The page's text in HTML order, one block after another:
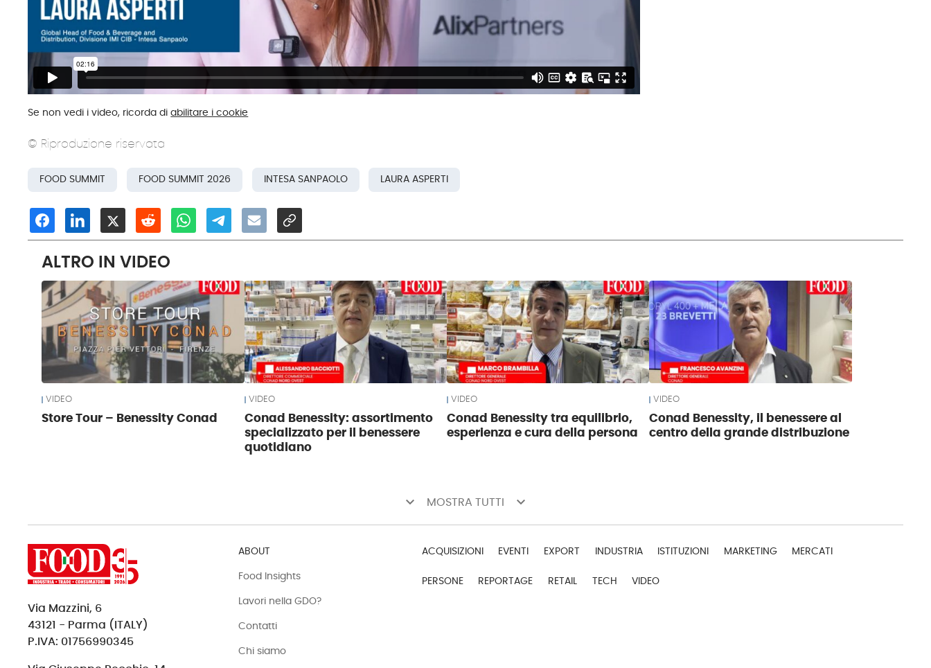
Se non vedi i video, ricorda diabilitare i cookie
© Riproduzione riservata
FOOD SUMMIT FOOD SUMMIT 2026 INTESA SANPAOLO LAURA ASPERTI
ALTRO IN VIDEO
VIDEO
Store Tour – Benessity Conad
VIDEO
Conad Benessity: assortimento
specializzato per il benessere
quotidiano
VIDEO
Conad Benessity tra equilibrio,
esperienza e cura della persona
VIDEO
Conad Benessity, il benessere al
centro della grande distribuzione
keyboard_arrow_down MOSTRA TUTTI keyboard_arrow_down
Via Mazzini, 6
43121 - Parma (ITALY)
P.IVA: 01756990345
ABOUT
Food Insights
Lavori nella GDO?
Contatti
Chi siamo
ACQUISIZIONI EVENTI EXPORT INDUSTRIA ISTITUZIONI MARKETING MERCATI
PERSONE REPORTAGE RETAIL TECH VIDEO